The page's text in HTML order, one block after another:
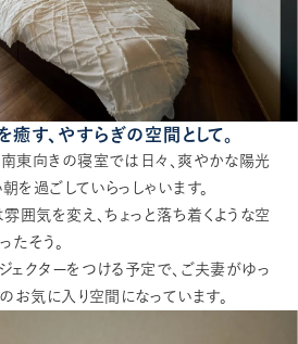
す、やすらぎの空間として。
東向きの寝室では日々、爽やかな陽光
過ごしていらっしゃいます。
雰囲気を変え、ちょっと落ち着くような空
たそう。
ェクターをつける予定で、ご夫妻がゆっ
お気に入り空間になっています。